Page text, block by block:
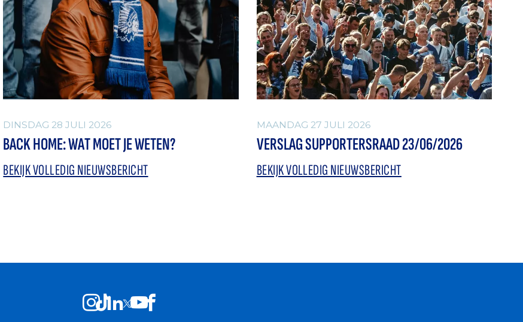
DINSDAG 28 JULI 2026
BACK HOME: WAT MOET JE WETEN?
BEKIJK VOLLEDIG NIEUWSBERICHT
MAANDAG 27 JULI 2026
VERSLAG SUPPORTERSRAAD 23/06/2026
BEKIJK VOLLEDIG NIEUWSBERICHT